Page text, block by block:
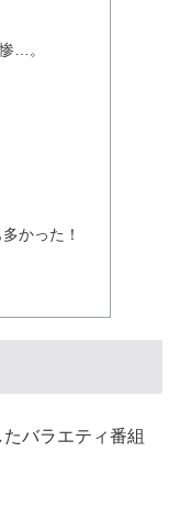
…。
かった！
バラエティ番組